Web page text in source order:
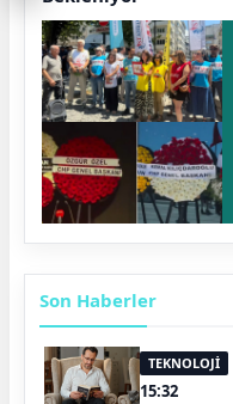
Son Haberler
TEKNOLOJİ
15:32